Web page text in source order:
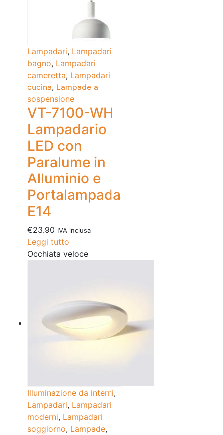
Lampadari, Lampadari
bagno, Lampadari
cameretta, Lampadari
cucina, Lampade a
sospensione
VT-7100-WH
Lampadario
LED con
Paralume in
Alluminio e
Portalampada
E14
€23.90 IVA inclusa
Leggi tutto
Occhiata veloce
Illuminazione da interni,
Lampadari, Lampadari
moderni, Lampadari
soggiorno, Lampade,